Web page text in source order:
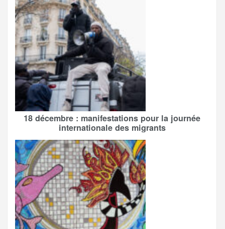
18 décembre : manifestations pour la journée
internationale des migrants